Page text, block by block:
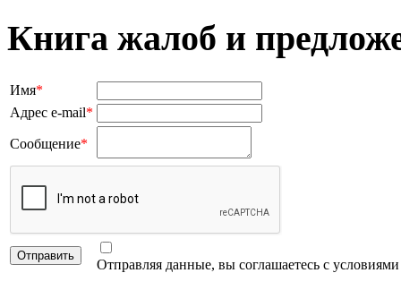
Книга жалоб и
Имя*
Адрес e-mail*
Сообщение*
Отправляя данные, вы соглашаетесь с